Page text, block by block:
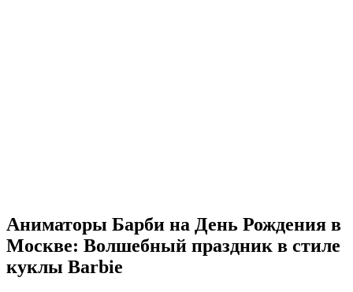
Аниматоры Барби на День Рождения в
Москве: Волшебный праздник в стиле
куклы Barbie